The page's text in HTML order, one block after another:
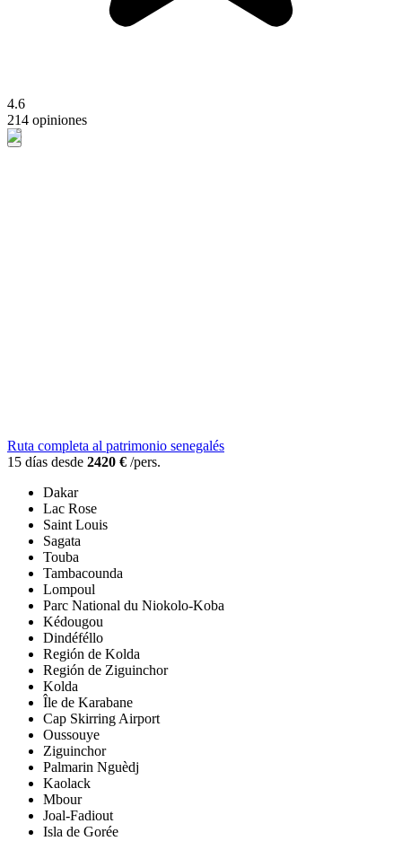
4.6
214 opiniones
Ruta completa al patrimonio senegalés
15 días desde 2420 € /pers.
Dakar
Lac Rose
Saint Louis
Sagata
Touba
Tambacounda
Lompoul
Parc National du Niokolo-Koba
Kédougou
Dindéféllo
Región de Kolda
Región de Ziguinchor
Kolda
Île de Karabane
Cap Skirring Airport
Oussouye
Ziguinchor
Palmarin Nguèdj
Kaolack
Mbour
Joal-Fadiout
Isla de Gorée